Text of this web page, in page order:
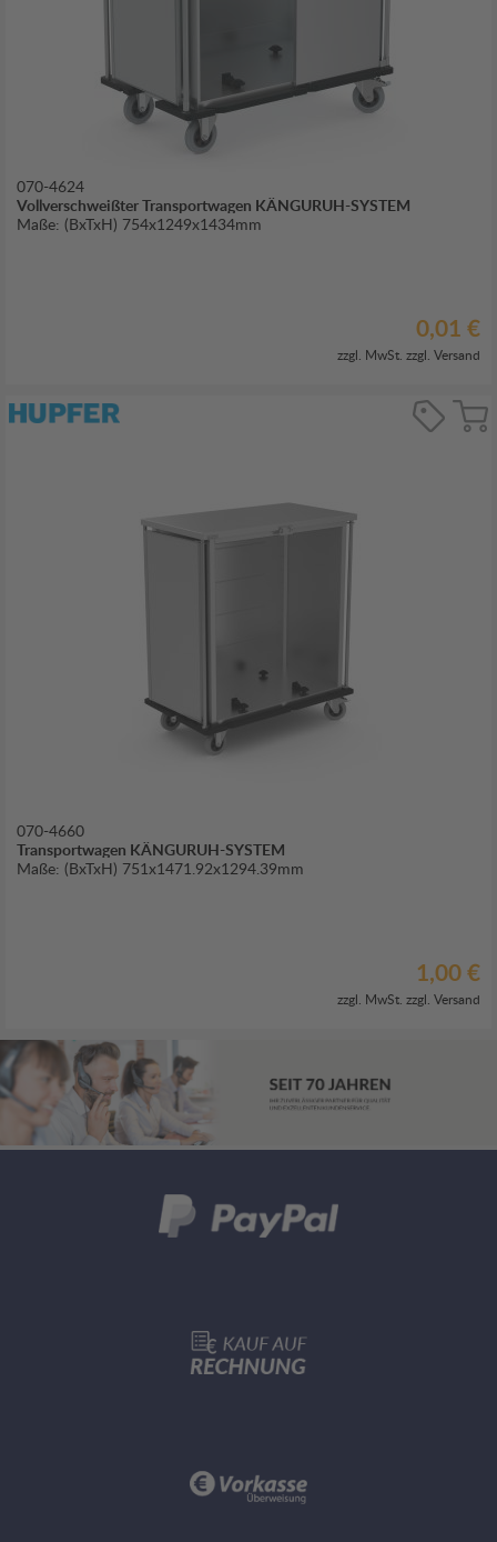
070-4624
Vollverschweißter Transportwagen KÄNGURUH-SYSTEM
Maße: (BxTxH) 754x1249x1434mm
0,01 €
zzgl. MwSt. zzgl. Versand
070-4660
Transportwagen KÄNGURUH-SYSTEM
Maße: (BxTxH) 751x1471.92x1294.39mm
1,00 €
zzgl. MwSt. zzgl. Versand